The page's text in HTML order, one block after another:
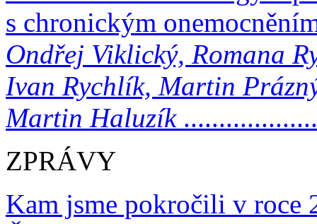
s chronickým
Ondřej Viklický, Romana
Ivan Rychlík, Martin
Martin Haluzík
ZPRÁVY
Kam jsme pokročili v roce